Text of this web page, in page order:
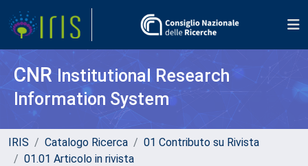
CNR Institutional Research
Information System
IRIS Catalogo Ricerca
01 Contributo su Rivista
01.01 Articolo in rivista